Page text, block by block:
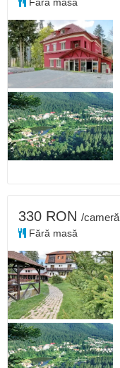
330 RON /cameră
Fără masă